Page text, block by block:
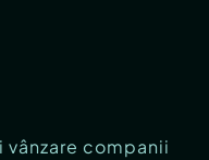
companii